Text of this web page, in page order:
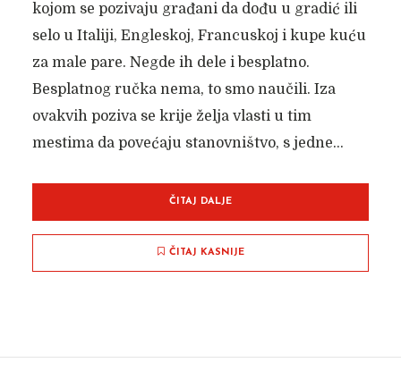
kojom se pozivaju građani da dođu u gradić ili
selo u Italiji, Engleskoj, Francuskoj i kupe kuću
za male pare. Negde ih dele i besplatno.
Besplatnog ručka nema, to smo naučili. Iza
ovakvih poziva se krije želja vlasti u tim
mestima da povećaju stanovništvo, s jedne...
ČITAJ DALJE
ČITAJ KASNIJE